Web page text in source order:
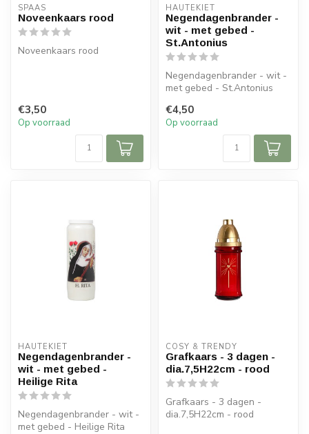
SPAAS
Noveenkaars rood
Noveenkaars rood
€3,50
Op voorraad
HAUTEKIET
Negendagenbrander -
wit - met gebed -
St.Antonius
Negendagenbrander - wit -
met gebed - St.Antonius
€4,50
Op voorraad
HAUTEKIET
Negendagenbrander -
wit - met gebed -
Heilige Rita
Negendagenbrander - wit -
met gebed - Heilige Rita
COSY & TRENDY
Grafkaars - 3 dagen -
dia.7,5H22cm - rood
Grafkaars - 3 dagen -
dia.7,5H22cm - rood